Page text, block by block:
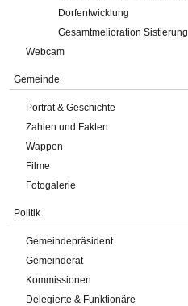
Dorfentwicklung
Gesamtmelioration Sistierung
Webcam
Gemeinde
Porträt & Geschichte
Zahlen und Fakten
Wappen
Filme
Fotogalerie
Politik
Gemeindepräsident
Gemeinderat
Kommissionen
Delegierte & Funktionäre